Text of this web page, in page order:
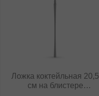
Ложка коктейльная 20,5
см на блистере